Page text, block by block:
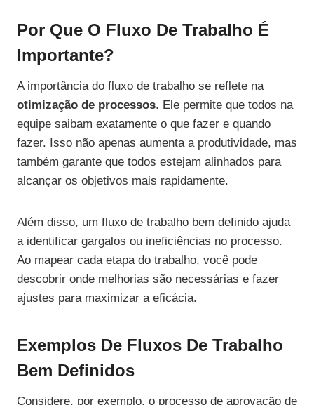
Por Que O Fluxo De Trabalho É
Importante?
A importância do fluxo de trabalho se reflete na
otimização de processos. Ele permite que todos na
equipe saibam exatamente o que fazer e quando
fazer. Isso não apenas aumenta a produtividade, mas
também garante que todos estejam alinhados para
alcançar os objetivos mais rapidamente.
Além disso, um fluxo de trabalho bem definido ajuda
a identificar gargalos ou ineficiências no processo.
Ao mapear cada etapa do trabalho, você pode
descobrir onde melhorias são necessárias e fazer
ajustes para maximizar a eficácia.
Exemplos De Fluxos De Trabalho
Bem Definidos
Considere, por exemplo, o processo de aprovação de